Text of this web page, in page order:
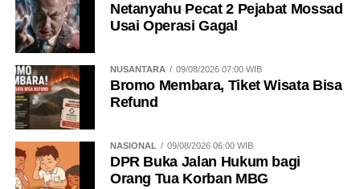
Netanyahu Pecat 2 Pejabat Mossad
Usai Operasi Gagal
NUSANTARA 09/08/2026 07:00 WIB
Bromo Membara, Tiket Wisata Bisa
Refund
NASIONAL 09/08/2026 06:00 WIB
DPR Buka Jalan Hukum bagi
Orang Tua Korban MBG